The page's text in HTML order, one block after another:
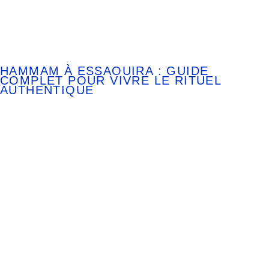
HAMMAM À ESSAOUIRA : GUIDE
COMPLET POUR VIVRE LE RITUEL
AUTHENTIQUE